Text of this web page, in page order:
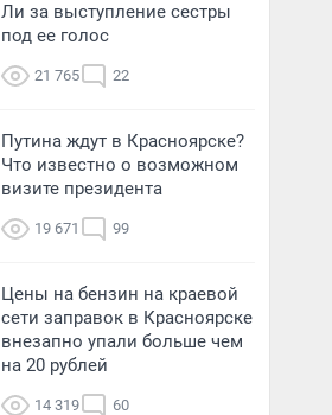
Ли за выступление сестры
под ее голос
21 765 22
Путина ждут в Красноярске?
Что известно о возможном
визите президента
19 671 99
Цены на бензин на краевой
сети заправок в Красноярске
внезапно упали больше чем
на 20 рублей
14 319 60